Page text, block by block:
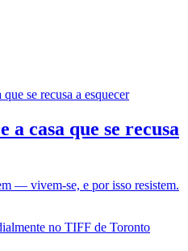
a casa que se recusa
— vivem-se, e por isso resistem.